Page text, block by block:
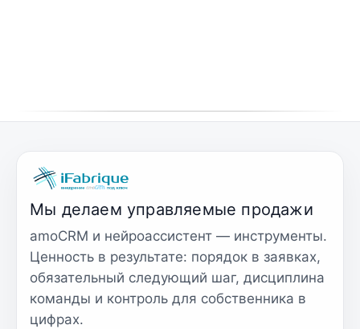
Мы делаем управляемые продажи
amoCRM и нейроассистент — инструменты.
Ценность в результате: порядок в заявках,
обязательный следующий шаг, дисциплина
команды и контроль для собственника в
цифрах.